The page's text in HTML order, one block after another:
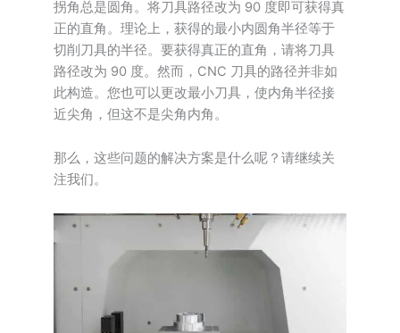
拐角总是圆角。将刀具路径改为 90 度即可获得真
正的直角。理论上，获得的最小内圆角半径等于
切削刀具的半径。要获得真正的直角，请将刀具
路径改为 90 度。然而，CNC 刀具的路径并非如
此构造。您也可以更改最小刀具，使内角半径接
近尖角，但这不是尖角内角。
那么，这些问题的解决方案是什么呢？请继续关
注我们。